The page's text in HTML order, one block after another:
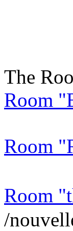
The
Room
Room
Room
/